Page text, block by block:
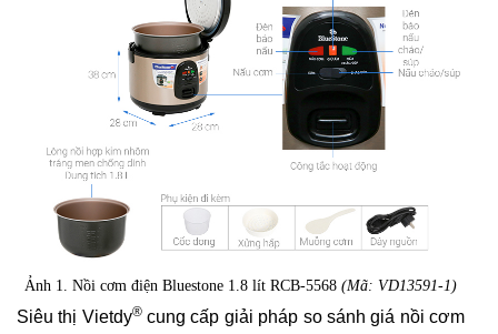
Ảnh 1. Nồi cơm điện Bluestone 1.8 lít RCB-5568 (Mã: VD13591-1)
Siêu thị Vietdy®cung cấp giải pháp so sánh giá nồi cơm